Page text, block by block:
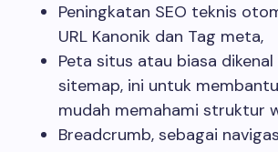
Peningkatan SEO teknis
URL Kanonik dan Tag meta,
Peta situs atau biasa
sitemap, ini untuk
mudah memahami struktur
Breadcrumb, sebagai